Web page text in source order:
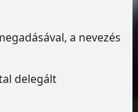
a nevezés
delegált